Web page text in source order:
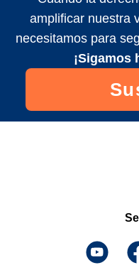
amplificar nuestra
necesitamos para
¡Sigamos